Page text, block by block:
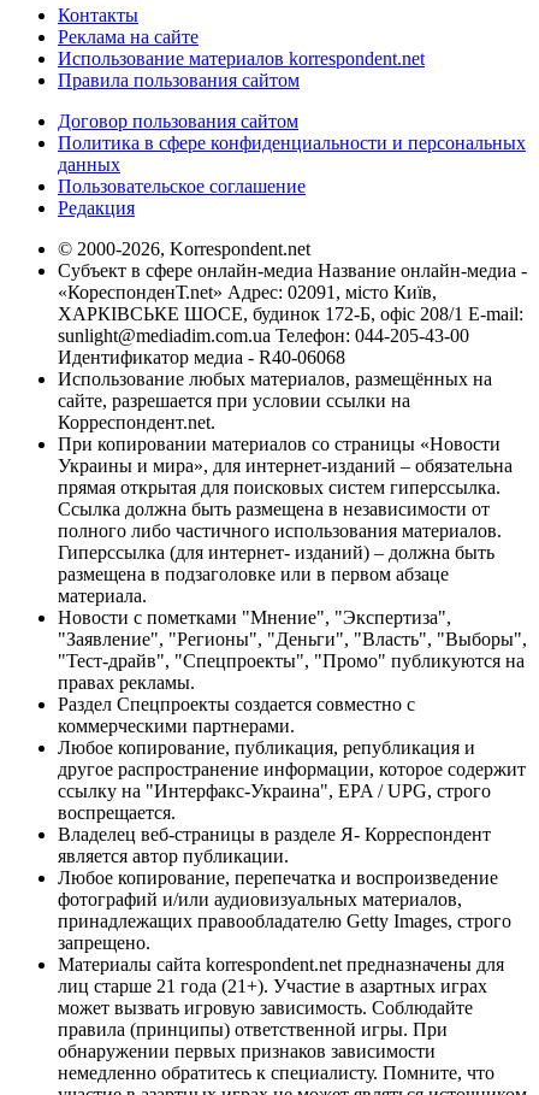
Контакты
Реклама на сайте
Использование материалов korrespondent.net
Правила пользования сайтом
Договор пользования сайтом
Политика в сфере конфиденциальности и персональных
данных
Пользовательское соглашение
Редакция
© 2000-2026, Korrespondent.net
Субъект в сфере онлайн-медиа Название онлайн-медиа -
«КореспонденТ.net» Адрес: 02091, місто Київ,
ХАРКІВСЬКЕ ШОСЕ, будинок 172-Б, офіс 208/1 E-mail:
sunlight@mediadim.com.ua Телефон: 044-205-43-00
Идентификатор медиа - R40-06068
Использование любых материалов, размещённых на
сайте, разрешается при условии ссылки на
Корреспондент.net.
При копировании материалов со страницы «Новости
Украины и мира», для интернет-изданий – обязательна
прямая открытая для поисковых систем гиперссылка.
Ссылка должна быть размещена в независимости от
полного либо частичного использования материалов.
Гиперссылка (для интернет- изданий) – должна быть
размещена в подзаголовке или в первом абзаце
материала.
Новости с пометками "Мнение", "Экспертиза",
"Заявление", "Регионы", "Деньги", "Власть", "Выборы",
"Тест-драйв", "Спецпроекты", "Промо" публикуются на
правах рекламы.
Раздел Спецпроекты создается совместно с
коммерческими партнерами.
Любое копирование, публикация, републикация и
другое распространение информации, которое содержит
ссылку на "Интерфакс-Украина", EPA / UPG, строго
воспрещается.
Владелец веб-страницы в разделе Я- Корреспондент
является автор публикации.
Любое копирование, перепечатка и воспроизведение
фотографий и/или аудиовизуальных материалов,
принадлежащих правообладателю Getty Images, строго
запрещено.
Материалы сайта korrespondent.net предназначены для
лиц старше 21 года (21+). Участие в азартных играх
может вызвать игровую зависимость. Соблюдайте
правила (принципы) ответственной игры. При
обнаружении первых признаков зависимости
немедленно обратитесь к специалисту. Помните, что